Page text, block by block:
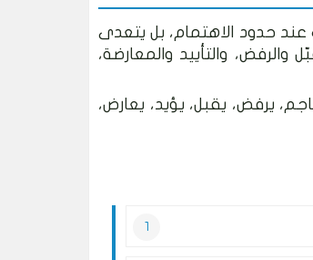
حدود الاهتمام، بل يتعدى
والتأييد والمعارضة،
يرفض، يقبل، يؤيد، يعارض،